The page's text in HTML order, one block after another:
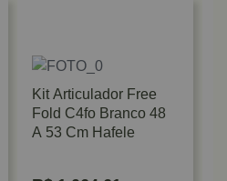
Kit Articulador Free
Fold C4fo Branco 48
A 53 Cm Hafele